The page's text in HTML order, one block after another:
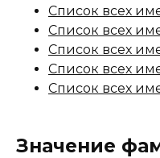
Список всех
Список всех
Список всех
Список всех
Список всех
Значение